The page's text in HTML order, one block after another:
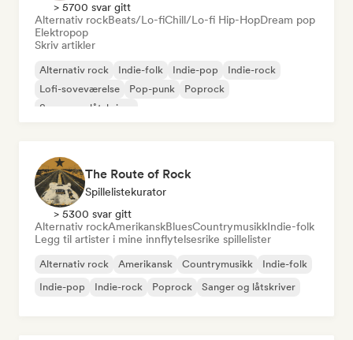
> 5700 svar gitt
Alternativ rockBeats/Lo-fiChill/Lo-fi Hip-HopDream pop
Elektropop
Skriv artikler
Alternativ rock Indie-folk Indie-pop
Indie-rock
Lofi-soveværelse
Pop-punk
Poprock
Sanger og låtskriver
The Route of Rock
Spillelistekurator
> 5300 svar gitt
Alternativ rockAmerikanskBluesCountrymusikkIndie-folk
Legg til artister i mine innflytelsesrike spillelister
Alternativ rock Amerikansk Countrymusikk
Indie-folk
Indie-pop
Indie-rock Poprock Sanger og låtskriver